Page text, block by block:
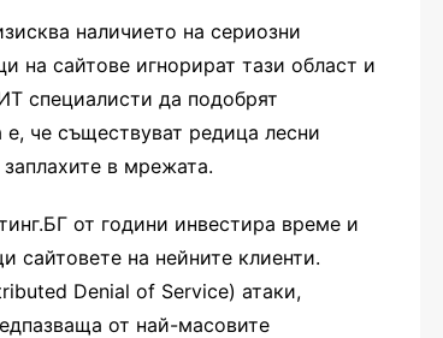
наличието на сериозни
на сайтове игнорират тази област и
специалисти да подобрят
е, че съществуват редица лесни
в мрежата.
от години инвестира време и
сайтовете на нейните клиенти.
Denial of Service) атаки,
от най-масовите